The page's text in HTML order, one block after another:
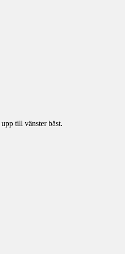
till vänster bäst.